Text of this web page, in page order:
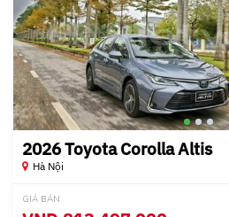
2026 Toyota Corolla Altis
Hà Nội
GIÁ BÁN